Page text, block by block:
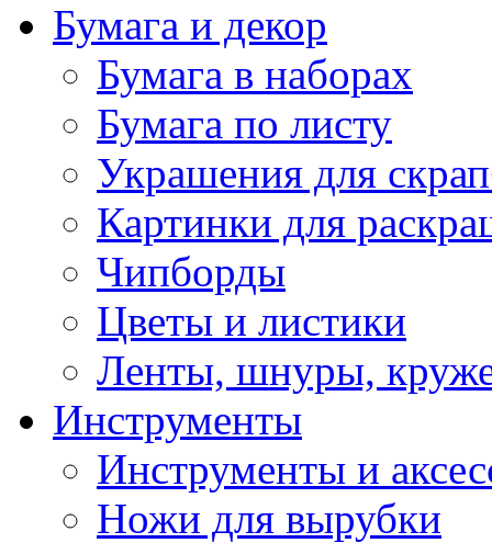
Бумага и декор
Бумага в наборах
Бумага по листу
Украшения для
Картинки для
Чипборды
Цветы и листики
Ленты, шнуры,
Инструменты
Инструменты и
Ножи для вырубки